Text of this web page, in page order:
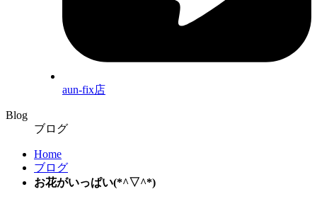
aun-fix店
Blog
ブログ
Home
ブログ
お花がいっぱい(*^▽^*)